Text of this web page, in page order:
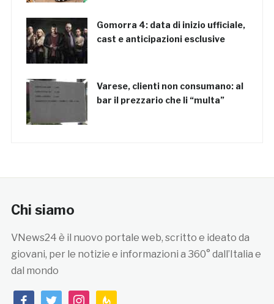
Gomorra 4: data di inizio ufficiale,
cast e anticipazioni esclusive
Varese, clienti non consumano: al
bar il prezzario che li “multa”
Chi siamo
VNews24 è il nuovo portale web, scritto e ideato da
giovani, per le notizie e informazioni a 360° dall’Italia e
dal mondo
facebooktwitterinstagramfeedburner